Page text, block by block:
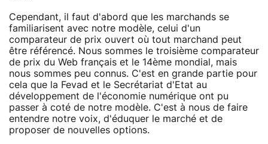
Cependant, il faut d'abord que les marchands se
familiarisent avec notre modèle, celui d'un
comparateur de prix ouvert où tout marchand peut
être référencé. Nous sommes le troisième comparateur
de prix du Web français et le 14ème mondial, mais
nous sommes peu connus. C'est en grande partie pour
cela que la Fevad et le Secrétariat d'Etat au
développement de l'économie numérique ont pu
passer à coté de notre modèle. C'est à nous de faire
entendre notre voix, d'éduquer le marché et de
proposer de nouvelles options.